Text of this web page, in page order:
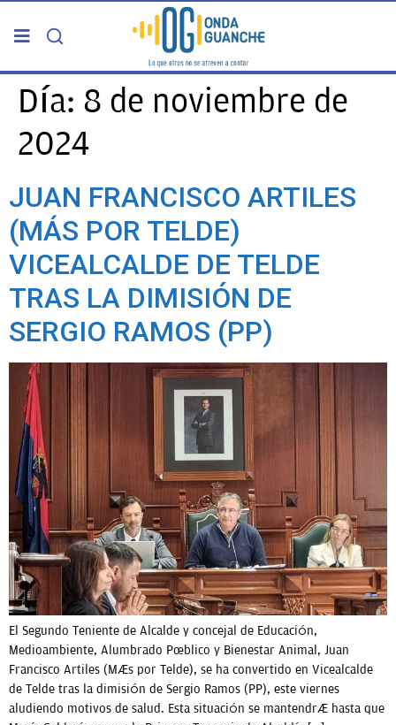
PORTADA
TELDE
GRAN CANARIA
CANARIAS
5ª COLUMNA
CARTAS DEL DIRECTOR
ENTREVISTAS
OPINIÓN
PROGRAMAS
Día: 8 de noviembre de
2024
JUAN FRANCISCO ARTILES
(MÁS POR TELDE)
VICEALCALDE DE TELDE
TRAS LA DIMISIÓN DE
SERGIO RAMOS (PP)
El Segundo Teniente de Alcalde y concejal de Educación,
Medioambiente, Alumbrado Público y Bienestar Animal, Juan
Francisco Artiles (Más por Telde), se ha convertido en Vicealcalde
de Telde tras la dimisión de Sergio Ramos (PP), este viernes
aludiendo motivos de salud. Esta situación se mantendrá hasta que